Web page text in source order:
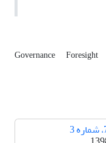
Governance Foresight